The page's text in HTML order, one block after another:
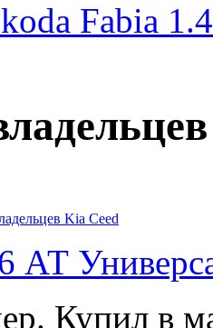
Fabia
Kia Ceed
АТ
Купил в